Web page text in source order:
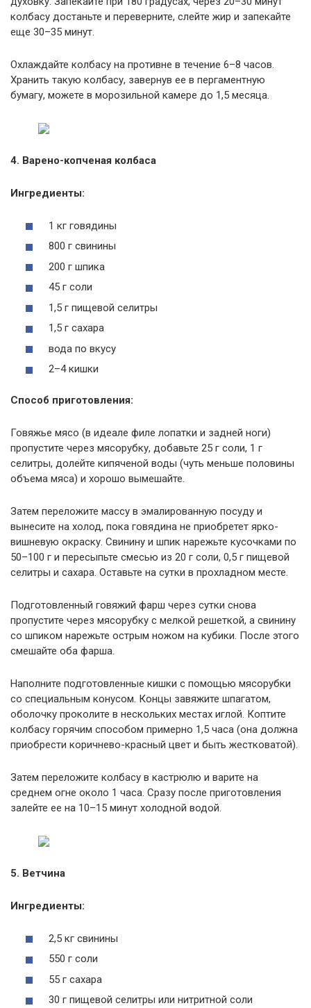
колбасу достаньте и переверните, слейте жир и запекайте
еще 30–35 минут.
Охлаждайте колбасу на противне в течение 6–8 часов.
Хранить такую колбасу, завернув ее в пергаментную
бумагу, можете в морозильной камере до 1,5 месяца.
4. Варено-копченая колбаса
Ингредиенты:
1 кг говядины
800 г свинины
200 г шпика
45 г соли
1,5 г пищевой селитры
1,5 г сахара
вода по вкусу
2–4 кишки
Способ приготовления:
Говяжье мясо (в идеале филе лопатки и задней ноги)
пропустите через мясорубку, добавьте 25 г соли, 1 г
селитры, долейте кипяченой воды (чуть меньше половины
объема мяса) и хорошо вымешайте.
Затем переложите массу в эмалированную посуду и
вынесите на холод, пока говядина не приобретет ярко-
вишневую окраску. Свинину и шпик нарежьте кусочками по
50–100 г и пересыпьте смесью из 20 г соли, 0,5 г пищевой
селитры и сахара. Оставьте на сутки в прохладном месте.
Подготовленный говяжий фарш через сутки снова
пропустите через мясорубку с мелкой решеткой, а свинину
со шпиком нарежьте острым ножом на кубики. После этого
смешайте оба фарша.
Наполните подготовленные кишки с помощью мясорубки
со специальным конусом. Концы завяжите шпагатом,
оболочку проколите в нескольких местах иглой. Коптите
колбасу горячим способом примерно 1,5 часа (она должна
приобрести коричнево-красный цвет и быть жестковатой).
Затем переложите колбасу в кастрюлю и варите на
среднем огне около 1 часа. Сразу после приготовления
залейте ее на 10–15 минут холодной водой.
5. Ветчина
Ингредиенты:
2,5 кг свинины
550 г соли
55 г сахара
30 г пищевой селитры или нитритной соли